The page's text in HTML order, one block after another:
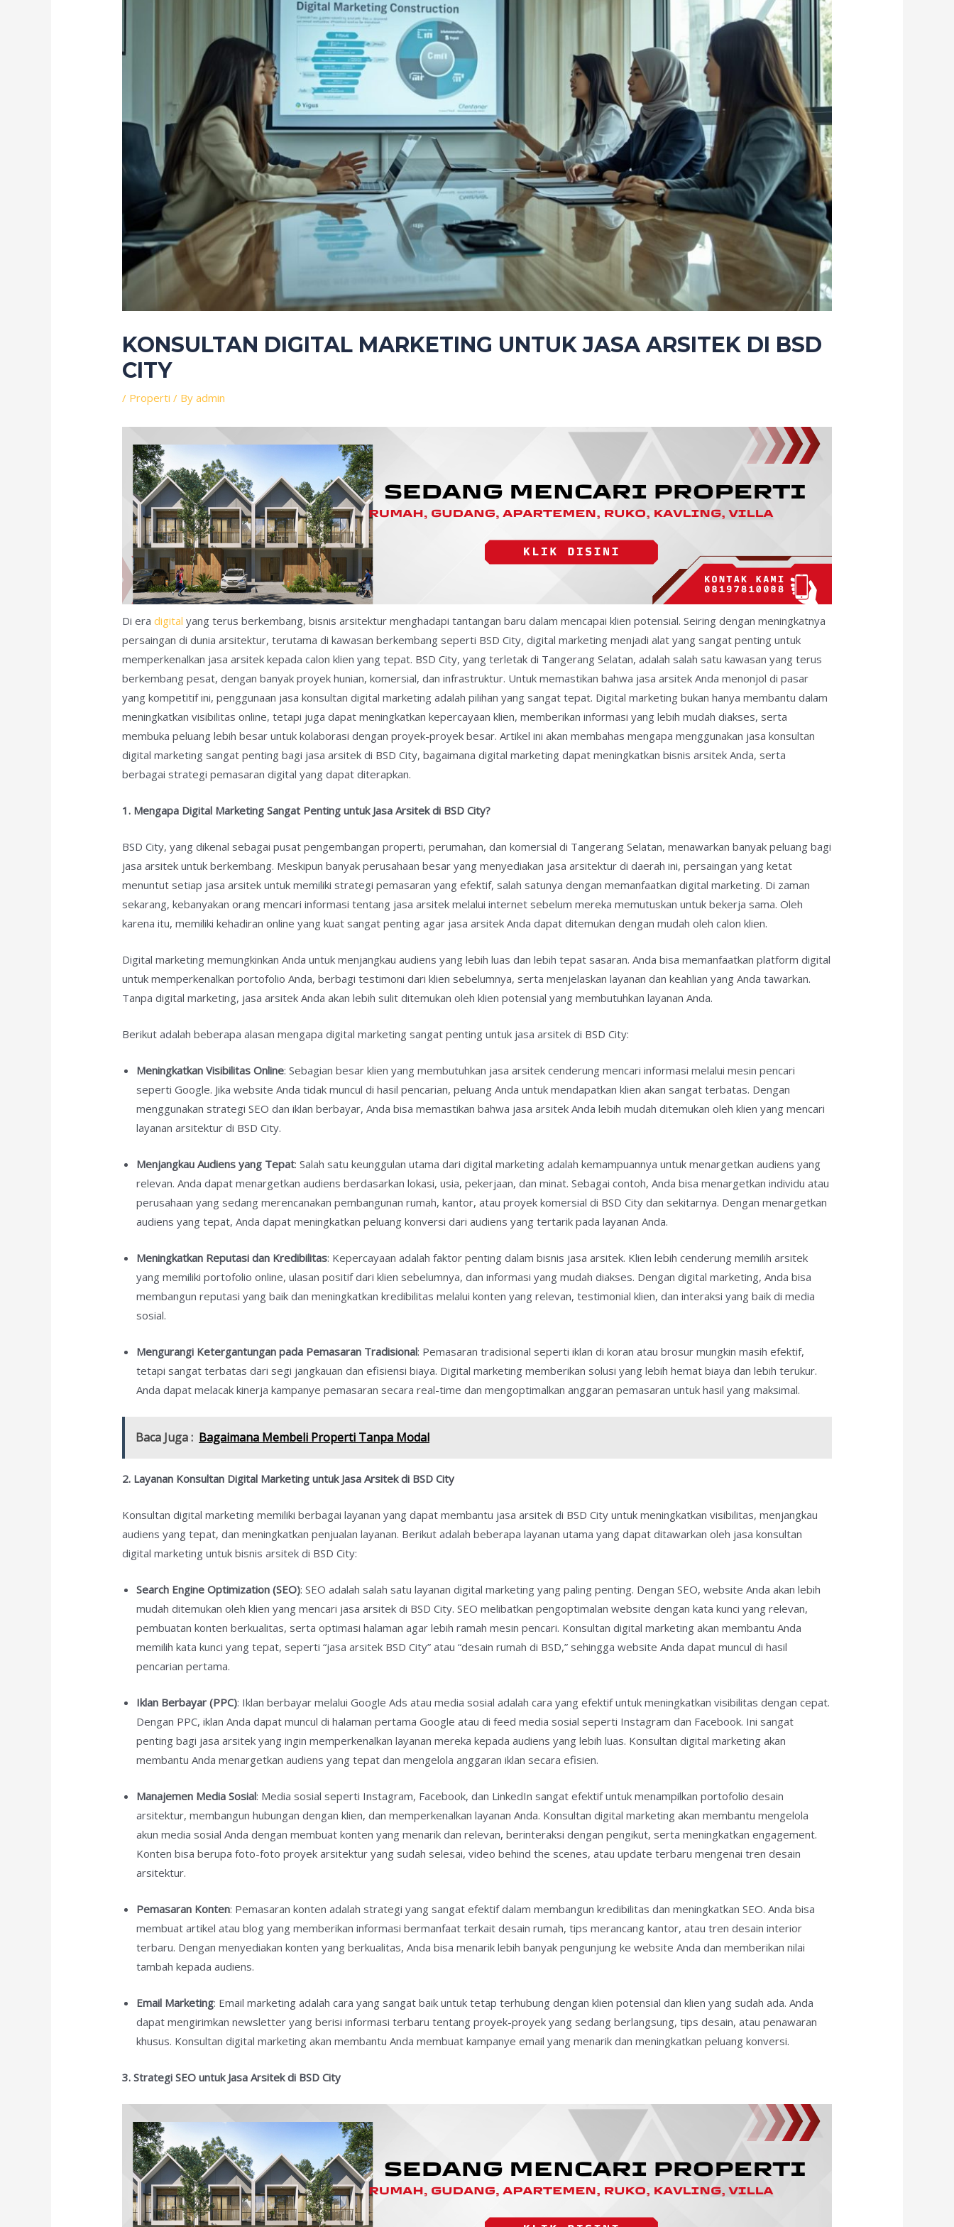
KONSULTAN DIGITAL MARKETING UNTUK JASA ARSITEK DI BSD
CITY
/ Properti / Byadmin
Di eradigital yang terus berkembang, bisnis arsitektur menghadapi tantangan baru dalam mencapai klien potensial. Seiring dengan meningkatnya
persaingan di dunia arsitektur, terutama di kawasan berkembang seperti BSD City, digital marketing menjadi alat yang sangat penting untuk
memperkenalkan jasa arsitek kepada calon klien yang tepat. BSD City, yang terletak di Tangerang Selatan, adalah salah satu kawasan yang terus
berkembang pesat, dengan banyak proyek hunian, komersial, dan infrastruktur. Untuk memastikan bahwa jasa arsitek Anda menonjol di pasar
yang kompetitif ini, penggunaan jasa konsultan digital marketing adalah pilihan yang sangat tepat. Digital marketing bukan hanya membantu dalam
meningkatkan visibilitas online, tetapi juga dapat meningkatkan kepercayaan klien, memberikan informasi yang lebih mudah diakses, serta
membuka peluang lebih besar untuk kolaborasi dengan proyek-proyek besar. Artikel ini akan membahas mengapa menggunakan jasa konsultan
digital marketing sangat penting bagi jasa arsitek di BSD City, bagaimana digital marketing dapat meningkatkan bisnis arsitek Anda, serta
berbagai strategi pemasaran digital yang dapat diterapkan.
1. Mengapa Digital Marketing Sangat Penting untuk Jasa Arsitek di BSD City?
BSD City, yang dikenal sebagai pusat pengembangan properti, perumahan, dan komersial di Tangerang Selatan, menawarkan banyak peluang bagi
jasa arsitek untuk berkembang. Meskipun banyak perusahaan besar yang menyediakan jasa arsitektur di daerah ini, persaingan yang ketat
menuntut setiap jasa arsitek untuk memiliki strategi pemasaran yang efektif, salah satunya dengan memanfaatkan digital marketing. Di zaman
sekarang, kebanyakan orang mencari informasi tentang jasa arsitek melalui internet sebelum mereka memutuskan untuk bekerja sama. Oleh
karena itu, memiliki kehadiran online yang kuat sangat penting agar jasa arsitek Anda dapat ditemukan dengan mudah oleh calon klien.
Digital marketing memungkinkan Anda untuk menjangkau audiens yang lebih luas dan lebih tepat sasaran. Anda bisa memanfaatkan platform digital
untuk memperkenalkan portofolio Anda, berbagi testimoni dari klien sebelumnya, serta menjelaskan layanan dan keahlian yang Anda tawarkan.
Tanpa digital marketing, jasa arsitek Anda akan lebih sulit ditemukan oleh klien potensial yang membutuhkan layanan Anda.
Berikut adalah beberapa alasan mengapa digital marketing sangat penting untuk jasa arsitek di BSD City:
Meningkatkan Visibilitas Online: Sebagian besar klien yang membutuhkan jasa arsitek cenderung mencari informasi melalui mesin pencari
seperti Google. Jika website Anda tidak muncul di hasil pencarian, peluang Anda untuk mendapatkan klien akan sangat terbatas. Dengan
menggunakan strategi SEO dan iklan berbayar, Anda bisa memastikan bahwa jasa arsitek Anda lebih mudah ditemukan oleh klien yang mencari
layanan arsitektur di BSD City.
Menjangkau Audiens yang Tepat: Salah satu keunggulan utama dari digital marketing adalah kemampuannya untuk menargetkan audiens yang
relevan. Anda dapat menargetkan audiens berdasarkan lokasi, usia, pekerjaan, dan minat. Sebagai contoh, Anda bisa menargetkan individu atau
perusahaan yang sedang merencanakan pembangunan rumah, kantor, atau proyek komersial di BSD City dan sekitarnya. Dengan menargetkan
audiens yang tepat, Anda dapat meningkatkan peluang konversi dari audiens yang tertarik pada layanan Anda.
Meningkatkan Reputasi dan Kredibilitas: Kepercayaan adalah faktor penting dalam bisnis jasa arsitek. Klien lebih cenderung memilih arsitek
yang memiliki portofolio online, ulasan positif dari klien sebelumnya, dan informasi yang mudah diakses. Dengan digital marketing, Anda bisa
membangun reputasi yang baik dan meningkatkan kredibilitas melalui konten yang relevan, testimonial klien, dan interaksi yang baik di media
sosial.
Mengurangi Ketergantungan pada Pemasaran Tradisional: Pemasaran tradisional seperti iklan di koran atau brosur mungkin masih efektif,
tetapi sangat terbatas dari segi jangkauan dan efisiensi biaya. Digital marketing memberikan solusi yang lebih hemat biaya dan lebih terukur.
Anda dapat melacak kinerja kampanye pemasaran secara real-time dan mengoptimalkan anggaran pemasaran untuk hasil yang maksimal.
Baca Juga : Bagaimana Membeli Properti Tanpa Modal
2. Layanan Konsultan Digital Marketing untuk Jasa Arsitek di BSD City
Konsultan digital marketing memiliki berbagai layanan yang dapat membantu jasa arsitek di BSD City untuk meningkatkan visibilitas, menjangkau
audiens yang tepat, dan meningkatkan penjualan layanan. Berikut adalah beberapa layanan utama yang dapat ditawarkan oleh jasa konsultan
digital marketing untuk bisnis arsitek di BSD City:
Search Engine Optimization (SEO): SEO adalah salah satu layanan digital marketing yang paling penting. Dengan SEO, website Anda akan lebih
mudah ditemukan oleh klien yang mencari jasa arsitek di BSD City. SEO melibatkan pengoptimalan website dengan kata kunci yang relevan,
pembuatan konten berkualitas, serta optimasi halaman agar lebih ramah mesin pencari. Konsultan digital marketing akan membantu Anda
memilih kata kunci yang tepat, seperti “jasa arsitek BSD City” atau “desain rumah di BSD,” sehingga website Anda dapat muncul di hasil
pencarian pertama.
Iklan Berbayar (PPC): Iklan berbayar melalui Google Ads atau media sosial adalah cara yang efektif untuk meningkatkan visibilitas dengan cepat.
Dengan PPC, iklan Anda dapat muncul di halaman pertama Google atau di feed media sosial seperti Instagram dan Facebook. Ini sangat
penting bagi jasa arsitek yang ingin memperkenalkan layanan mereka kepada audiens yang lebih luas. Konsultan digital marketing akan
membantu Anda menargetkan audiens yang tepat dan mengelola anggaran iklan secara efisien.
Manajemen Media Sosial: Media sosial seperti Instagram, Facebook, dan LinkedIn sangat efektif untuk menampilkan portofolio desain
arsitektur, membangun hubungan dengan klien, dan memperkenalkan layanan Anda. Konsultan digital marketing akan membantu mengelola
akun media sosial Anda dengan membuat konten yang menarik dan relevan, berinteraksi dengan pengikut, serta meningkatkan engagement.
Konten bisa berupa foto-foto proyek arsitektur yang sudah selesai, video behind the scenes, atau update terbaru mengenai tren desain
arsitektur.
Pemasaran Konten: Pemasaran konten adalah strategi yang sangat efektif dalam membangun kredibilitas dan meningkatkan SEO. Anda bisa
membuat artikel atau blog yang memberikan informasi bermanfaat terkait desain rumah, tips merancang kantor, atau tren desain interior
terbaru. Dengan menyediakan konten yang berkualitas, Anda bisa menarik lebih banyak pengunjung ke website Anda dan memberikan nilai
tambah kepada audiens.
Email Marketing: Email marketing adalah cara yang sangat baik untuk tetap terhubung dengan klien potensial dan klien yang sudah ada. Anda
dapat mengirimkan newsletter yang berisi informasi terbaru tentang proyek-proyek yang sedang berlangsung, tips desain, atau penawaran
khusus. Konsultan digital marketing akan membantu Anda membuat kampanye email yang menarik dan meningkatkan peluang konversi.
3. Strategi SEO untuk Jasa Arsitek di BSD City